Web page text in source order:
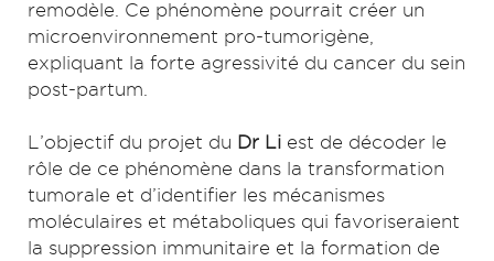
remodèle. Ce phénomène pourrait créer un
microenvironnement pro-tumorigène,
expliquant la forte agressivité du cancer du sein
post-partum.
L’objectif du projet du Dr Li est de décoder le
rôle de ce phénomène dans la transformation
tumorale et d’identifier les mécanismes
moléculaires et métaboliques qui favoriseraient
la suppression immunitaire et la formation de